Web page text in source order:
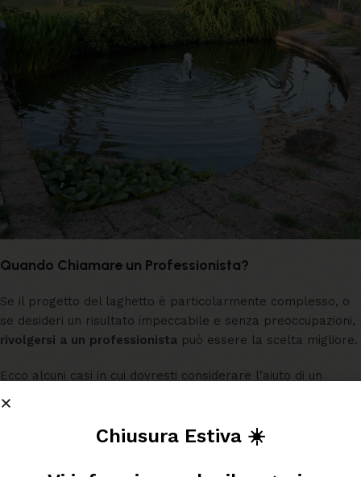
Quando Chiamare un Professionista?
Se il progetto del laghetto è particolarmente complesso, o
se desideri un risultato impeccabile e senza preoccupazioni,
rivolgersi a un professionista può essere la scelta migliore.
Ecco alcuni casi in cui dovresti considerare l’aiuto di un
Chiusura Estiva ☀️